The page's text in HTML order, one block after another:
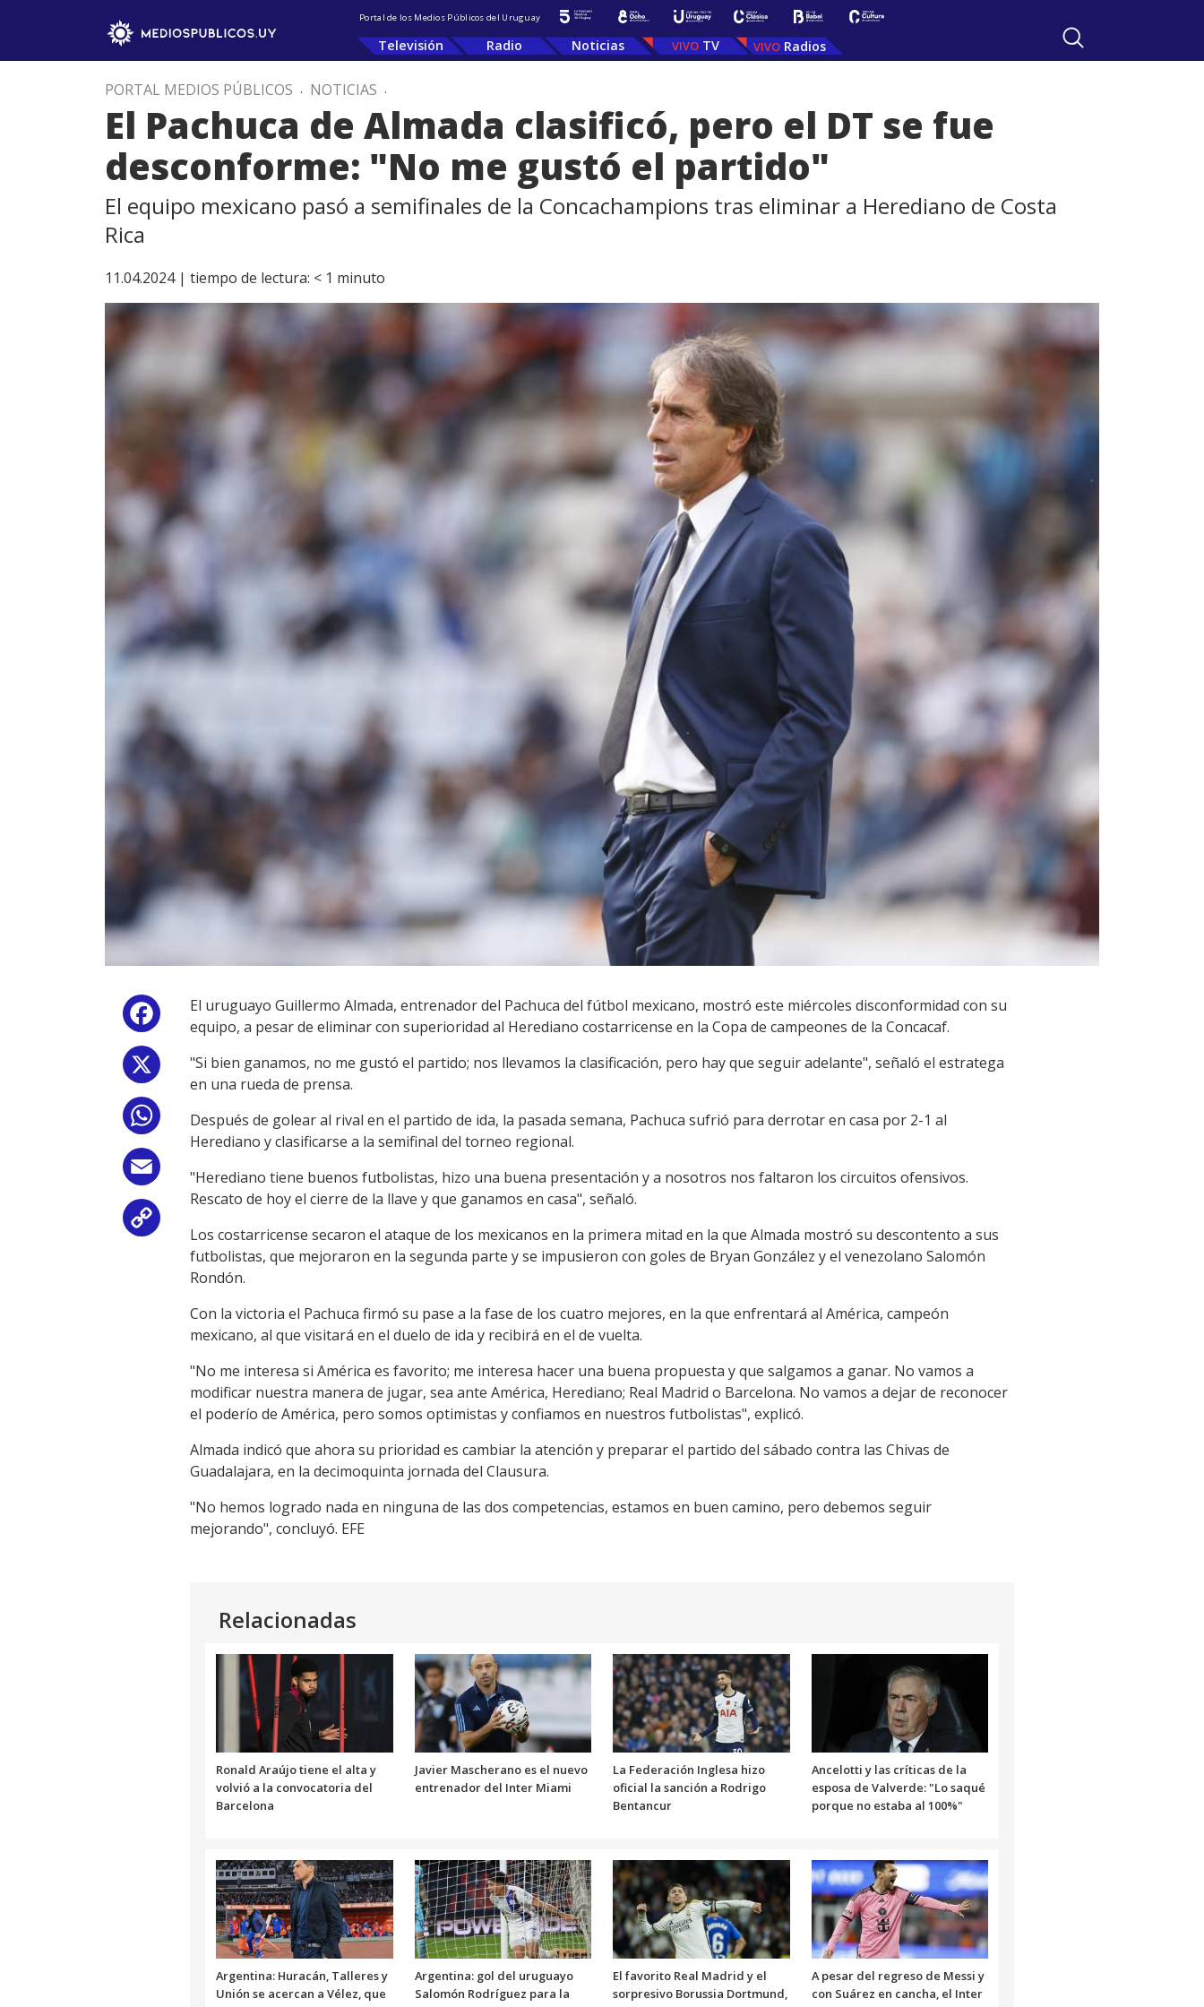
Portal de los Medios Públicos del Uruguay
Televisión Radio Noticias TV Radios
PORTAL MEDIOS PÚBLICOS . NOTICIAS .
El Pachuca de Almada clasificó, pero el DT se fue
desconforme: "No me gustó el partido"
El equipo mexicano pasó a semifinales de la Concachampions tras eliminar a Herediano de Costa
Rica
11.04.2024 | tiempo de lectura: < 1 minuto
Facebook
WhatsApp
Email
Link
El uruguayo Guillermo Almada, entrenador del Pachuca del fútbol mexicano, mostró este miércoles disconformidad con su
equipo, a pesar de eliminar con superioridad al Herediano costarricense en la Copa de campeones de la Concacaf.
"Si bien ganamos, no me gustó el partido; nos llevamos la clasificación, pero hay que seguir adelante", señaló el estratega
en una rueda de prensa.
Después de golear al rival en el partido de ida, la pasada semana, Pachuca sufrió para derrotar en casa por 2-1 al
Herediano y clasificarse a la semifinal del torneo regional.
"Herediano tiene buenos futbolistas, hizo una buena presentación y a nosotros nos faltaron los circuitos ofensivos.
Rescato de hoy el cierre de la llave y que ganamos en casa", señaló.
Los costarricense secaron el ataque de los mexicanos en la primera mitad en la que Almada mostró su descontento a sus
futbolistas, que mejoraron en la segunda parte y se impusieron con goles de Bryan González y el venezolano Salomón
Rondón.
Con la victoria el Pachuca firmó su pase a la fase de los cuatro mejores, en la que enfrentará al América, campeón
mexicano, al que visitará en el duelo de ida y recibirá en el de vuelta.
"No me interesa si América es favorito; me interesa hacer una buena propuesta y que salgamos a ganar. No vamos a
modificar nuestra manera de jugar, sea ante América, Herediano; Real Madrid o Barcelona. No vamos a dejar de reconocer
el poderío de América, pero somos optimistas y confiamos en nuestros futbolistas", explicó.
Almada indicó que ahora su prioridad es cambiar la atención y preparar el partido del sábado contra las Chivas de
Guadalajara, en la decimoquinta jornada del Clausura.
"No hemos logrado nada en ninguna de las dos competencias, estamos en buen camino, pero debemos seguir
mejorando", concluyó. EFE
Relacionadas
Ronald Araújo tiene el alta y
volvió a la convocatoria del
Barcelona
Javier Mascherano es el nuevo
entrenador del Inter Miami
La Federación Inglesa hizo
oficial la sanción a Rodrigo
Bentancur
Ancelotti y las críticas de la
esposa de Valverde: "Lo saqué
porque no estaba al 100%"
Argentina: Huracán, Talleres y
Unión se acercan a Vélez, que
Argentina: gol del uruguayo
Salomón Rodríguez para la
El favorito Real Madrid y el
sorpresivo Borussia Dortmund,
A pesar del regreso de Messi y
con Suárez en cancha, el Inter